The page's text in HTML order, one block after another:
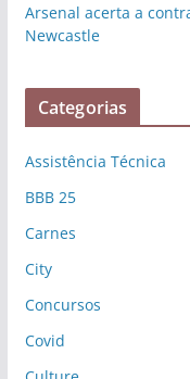
Arsenal acerta a
Newcastle
Categorias
Assistência Técnica
BBB 25
Carnes
City
Concursos
Covid